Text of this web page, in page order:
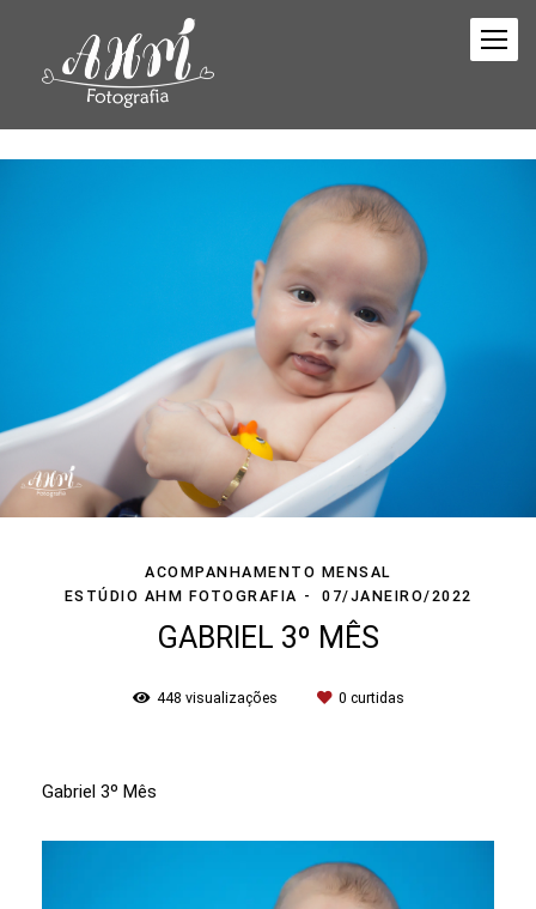
ACOMPANHAMENTO MENSAL
ESTÚDIO AHM FOTOGRAFIA
07/JANEIRO/2022
GABRIEL 3º MÊS
448 visualizações 0 curtidas
Gabriel 3º Mês